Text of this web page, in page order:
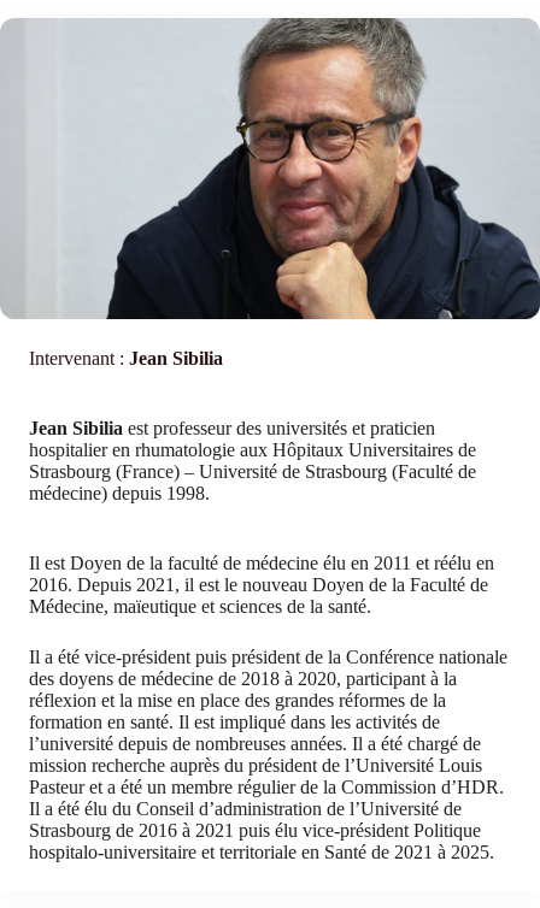
Intervenant : Jean Sibilia
Jean Sibilia est professeur des universités et praticien
hospitalier en rhumatologie aux Hôpitaux Universitaires de
Strasbourg (France) – Université de Strasbourg (Faculté de
médecine) depuis 1998.
Il est Doyen de la faculté de médecine élu en 2011 et réélu en
2016. Depuis 2021, il est le nouveau Doyen de la Faculté de
Médecine, maïeutique et sciences de la santé.
Il a été vice-président puis président de la Conférence nationale
des doyens de médecine de 2018 à 2020, participant à la
réflexion et la mise en place des grandes réformes de la
formation en santé. Il est impliqué dans les activités de
l’université depuis de nombreuses années. Il a été chargé de
mission recherche auprès du président de l’Université Louis
Pasteur et a été un membre régulier de la Commission d’HDR.
Il a été élu du Conseil d’administration de l’Université de
Strasbourg de 2016 à 2021 puis élu vice-président Politique
hospitalo-universitaire et territoriale en Santé de 2021 à 2025.